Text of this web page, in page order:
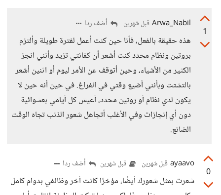
1
Arwa_Nabil قبل شهرين أضف ردا
هذه حقيقة بالفعل، فأنا حين كنت أعمل لفترة طويلة وألتزم
بروتين ونظام محدد كنت أشعر أن كفائتي تزيد وأنني انجز
الكثير من الأشياء، وحين أتوقف عن الأمر ليوم أو اثنين أشعر
بالتشتت وبأنني أضيع وقتي في الفراغ. في حين أنه حين لا
يكون لدي نظام أو روتين محدد، أعيش كل أيامي بعشوائية
دون أي إنجازات وفي الأغلب أتجاهل شعور الذنب تجاه الوقت
الضائع.
0
ayaavo قبل شهرين قبل شهرين أضف ردا
شعرت بمثل شعورك أيضًا، مؤخرًا كانت أخر وظائفي بدوام كامل